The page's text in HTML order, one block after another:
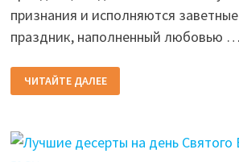
признания и исполняются
праздник, наполненный любовью …
СВЯТОГО
ВАЛЕНТИНА
ЧИТАЙТЕ ДАЛЕЕ